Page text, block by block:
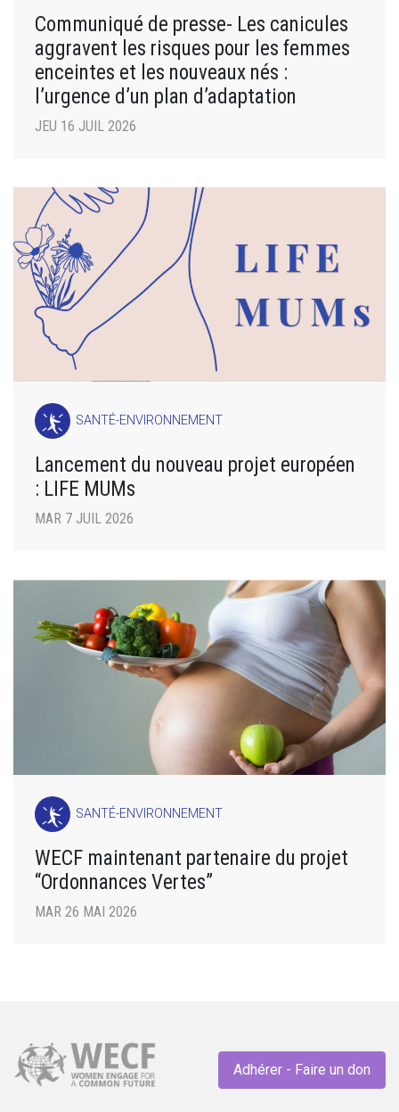
Communiqué de presse- Les canicules
aggravent les risques pour les femmes
enceintes et les nouveaux nés :
l’urgence d’un plan d’adaptation
JEU 16 JUIL 2026
SANTÉ-ENVIRONNEMENT
Lancement du nouveau projet européen
: LIFE MUMs
MAR 7 JUIL 2026
SANTÉ-ENVIRONNEMENT
WECF maintenant partenaire du projet
“Ordonnances Vertes”
MAR 26 MAI 2026
Adhérer - Faire un don